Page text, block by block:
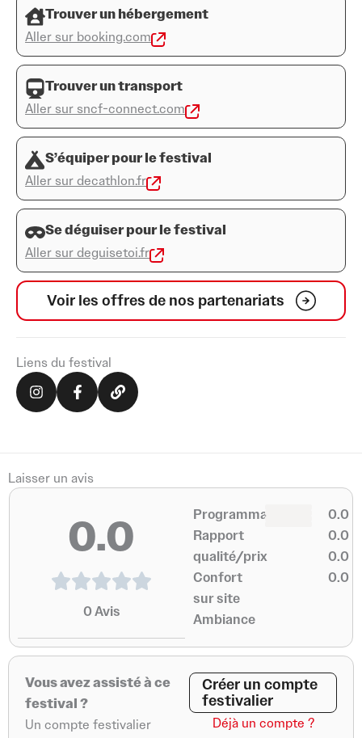
Trouver un hébergement
Aller sur booking.com
Trouver un transport
Aller sur sncf-connect.com
S’équiper pour le festival
Aller sur decathlon.fr
Se déguiser pour le festival
Aller sur deguisetoi.fr
Voir les offres de nos partenariats
Liens du festival
I
n
s
a
m
F
a
c
k
-
L
i
n
Laisser un avis
0.0
0Avis
Programmation
Rapport
qualité/prix
Confort
sur site
Ambiance
0
0
0
0
0.0
0.0
0.0
0.0
Vous avez assisté à ce
festival ?
Un compte festivalier
Créer un compte
festivalier
Déjà un compte ?